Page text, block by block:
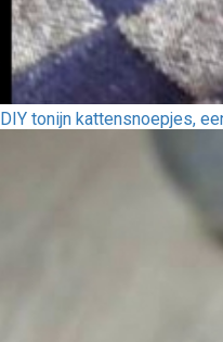
DIY tonijn kattensnoepjes,